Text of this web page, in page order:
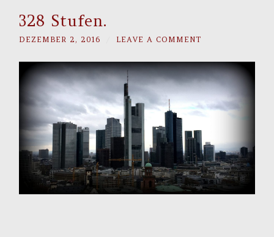
328 Stufen.
DEZEMBER 2, 2016 LEAVE A COMMENT